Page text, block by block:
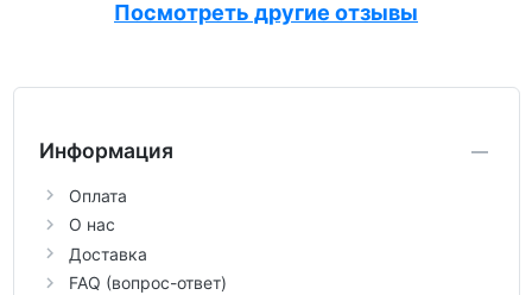
Посмотреть другие отзывы
Информация
Оплата
О нас
Доставка
FAQ (вопрос-ответ)